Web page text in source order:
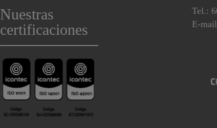
Nuestras
certificaciones
Tel.:
E-